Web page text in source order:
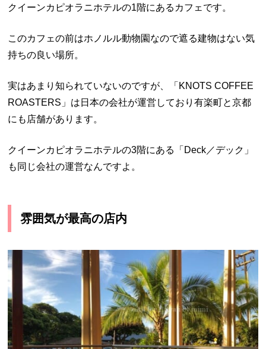
クイーンカピオラニホテルの1階にあるカフェです。
このカフェの前はホノルル動物園なので遮る建物はない気
持ちの良い場所。
実はあまり知られていないのですが、「KNOTS COFFEE
ROASTERS」は日本の会社が運営しており有楽町と京都
にも店舗があります。
クイーンカピオラニホテルの3階にある「Deck／デック」
も同じ会社の運営なんですよ。
雰囲気が最高の店内